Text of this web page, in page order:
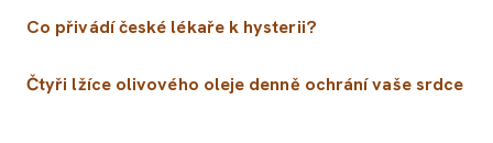
Co přivádí české lékaře k hysterii?
Čtyři lžíce olivového oleje denně ochrání vaše srdce